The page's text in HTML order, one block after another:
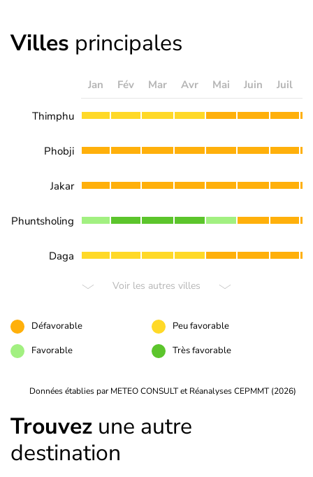
Villes principales
Jan Fév Mar Avr Mai Juin Juil
Thimphu
Phobji
Jakar
Phuntsholing
Daga
Voir les autres villes
Défavorable
Peu favorable
Favorable
Très favorable
Données établies par METEO CONSULT et Réanalyses CEPMMT (2026)
Trouvez une autre
destination